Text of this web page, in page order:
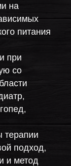
на
питания
при
со
терапии
подход,
и метод